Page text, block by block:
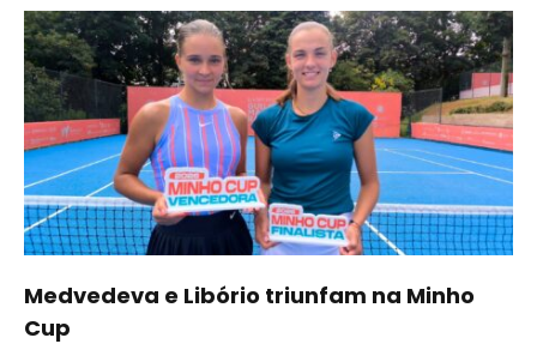
Medvedeva e Libório triunfam na Minho
Cup